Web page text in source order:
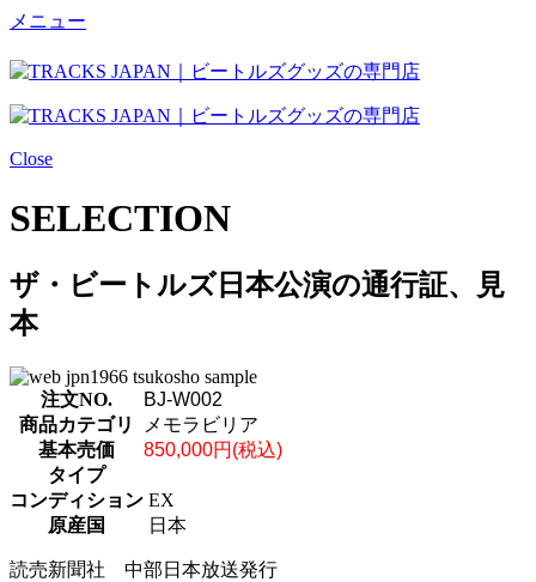
メニュー
Close
SELECTION
ザ・ビートルズ日本公演の通行証、見
本
注文NO.
BJ-W002
商品カテゴリ
メモラビリア
基本売価
850,000円(税込)
タイプ
コンディション EX
原産国
日本
読売新聞社 中部日本放送発行